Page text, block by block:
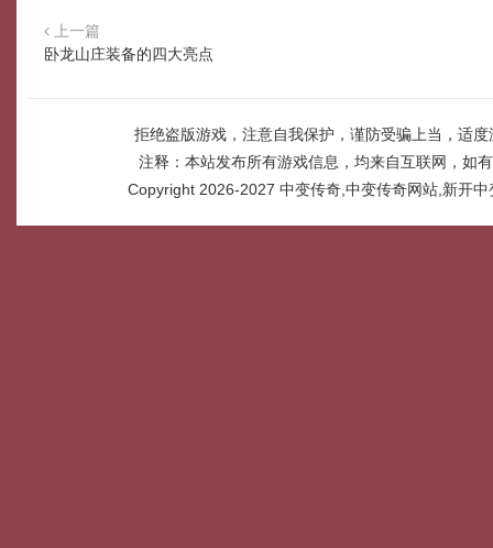
上一篇
卧龙山庄装备的四大亮点
拒绝盗版游戏，注意自我保护，谨防受骗上当，适
注释：本站发布所有游戏信息，均来自互联网，如
Copyright 2026-2027 中变传奇,中变传奇网站,新开